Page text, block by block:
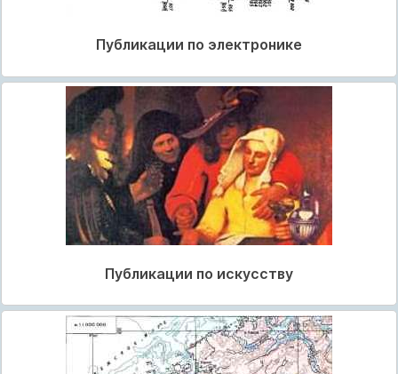
Публикации по электронике
Публикации по искусству